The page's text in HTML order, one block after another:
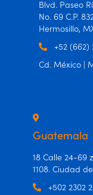
Blvd. Paseo
No. 69 C.P.
Hermosillo,
+52 (662)
Cd. México |
Guatemala
18 Calle 24-69
1108. Ciudad
+502 2302